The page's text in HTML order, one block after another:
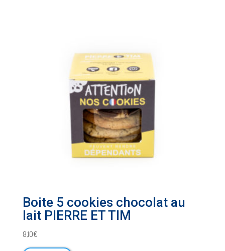
Boite 5 cookies chocolat au
lait PIERRE ET TIM
8,10€